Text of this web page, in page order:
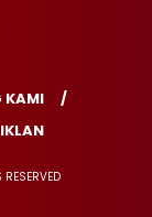
KAMI